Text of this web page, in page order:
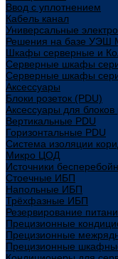
Ввод с уплотнением
Кабель канал
Универсальные
Решения на базе УЭШ
Шкафы серверные и
Серверные шкафы
Серверные шкафы
Аксессуары
Блоки розеток (PDU)
Аксессуары для
Вертикальные PDU
Горизонтальные PDU
Система изоляции
Микро ЦОД
Источники
Стоечные ИБП
Напольные ИБП
Трёхфазные ИБП
Резервирование
Прецизионные
Прецизионные
Прецизионные